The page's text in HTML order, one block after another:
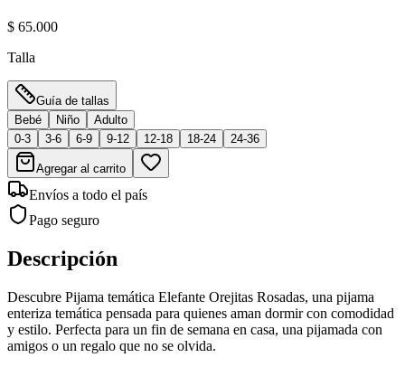
$ 65.000
Talla
Guía de tallas
Bebé
Niño
Adulto
0-3
3-6 6-9 9-12 12-18 18-24 24-36
Agregar al carrito
Envíos a todo el país
Pago seguro
Descripción
Descubre Pijama temática Elefante Orejitas Rosadas, una pijama
enteriza temática pensada para quienes aman dormir con comodidad
y estilo. Perfecta para un fin de semana en casa, una pijamada con
amigos o un regalo que no se olvida.